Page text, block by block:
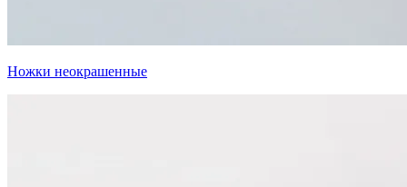
Ножки неокрашенные